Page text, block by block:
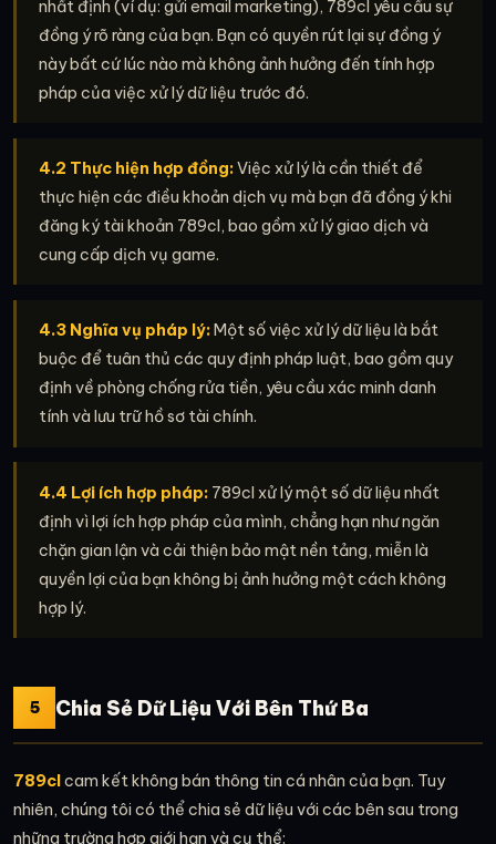
nhất định (ví dụ: gửi email marketing), 789cl yêu cầu sự
đồng ý rõ ràng của bạn. Bạn có quyền rút lại sự đồng ý
này bất cứ lúc nào mà không ảnh hưởng đến tính hợp
pháp của việc xử lý dữ liệu trước đó.
4.2 Thực hiện hợp đồng:Việc xử lý là cần thiết để
thực hiện các điều khoản dịch vụ mà bạn đã đồng ý khi
đăng ký tài khoản 789cl, bao gồm xử lý giao dịch và
cung cấp dịch vụ game.
4.3 Nghĩa vụ pháp lý:Một số việc xử lý dữ liệu là bắt
buộc để tuân thủ các quy định pháp luật, bao gồm quy
định về phòng chống rửa tiền, yêu cầu xác minh danh
tính và lưu trữ hồ sơ tài chính.
4.4 Lợi ích hợp pháp: 789cl xử lý một số dữ liệu nhất
định vì lợi ích hợp pháp của mình, chẳng hạn như ngăn
chặn gian lận và cải thiện bảo mật nền tảng, miễn là
quyền lợi của bạn không bị ảnh hưởng một cách không
hợp lý.
5 Chia Sẻ Dữ Liệu Với Bên Thứ Ba
789clcam kết không bán thông tin cá nhân của bạn. Tuy
nhiên, chúng tôi có thể chia sẻ dữ liệu với các bên sau trong
những trường hợp giới hạn và cụ thể: